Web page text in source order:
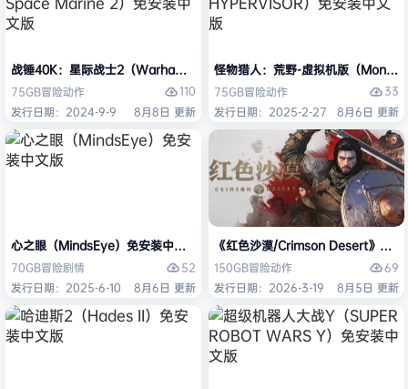
战锤40K：星际战士2（Warhammer 40,000: Space Marine 2）免安装
75GB冒险动作
110
发行日期：2024-9-9
8月8日 更新
怪物猎人：荒野-虚拟机版（
75GB冒险动作
33
发行日期：2025-2-27
8月6日 更新
心之眼（MindsEye）免安装中文版
70GB冒险剧情
52
发行日期：2025-6-10
8月6日 更新
《红色沙漠/Crimson Desert》免安
150GB冒险动作
69
发行日期：2026-3-19
8月5日 更新